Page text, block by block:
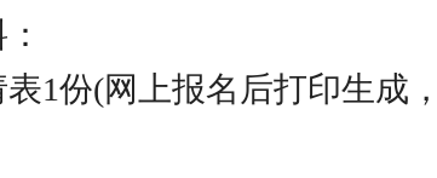
表1份(网上报名后打印生成